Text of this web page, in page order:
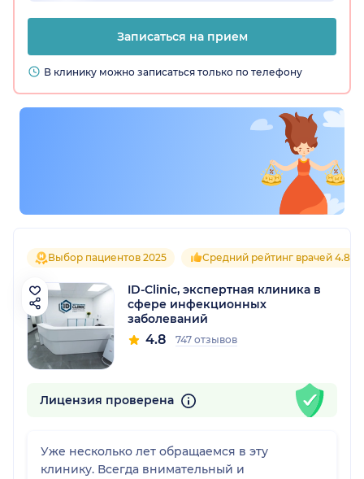
Записаться на прием
В клинику можно записаться только по телефону
Выбор пациентов 2025 Средний рейтинг врачей 4.8
ID-Clinic, экспертная клиника в
сфере инфекционных
заболеваний
4.8 747 отзывов
Лицензия проверена
Уже несколько лет обращаемся в эту
клинику. Всегда внимательный и